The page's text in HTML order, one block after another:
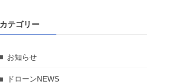
カテゴリー
お知らせ
ドローンNEWS